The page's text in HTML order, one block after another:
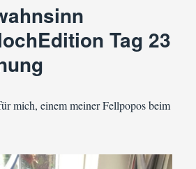
Tag 23
mich, einem meiner Fellpopos beim